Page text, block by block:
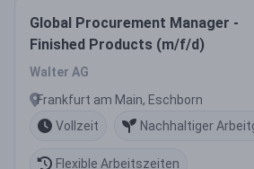
Global Procurement Manager -
Finished Products (m/f/d)
Walter AG
Frankfurt am Main, Eschborn
Vollzeit
Nachhaltiger
Flexible Arbeitszeiten